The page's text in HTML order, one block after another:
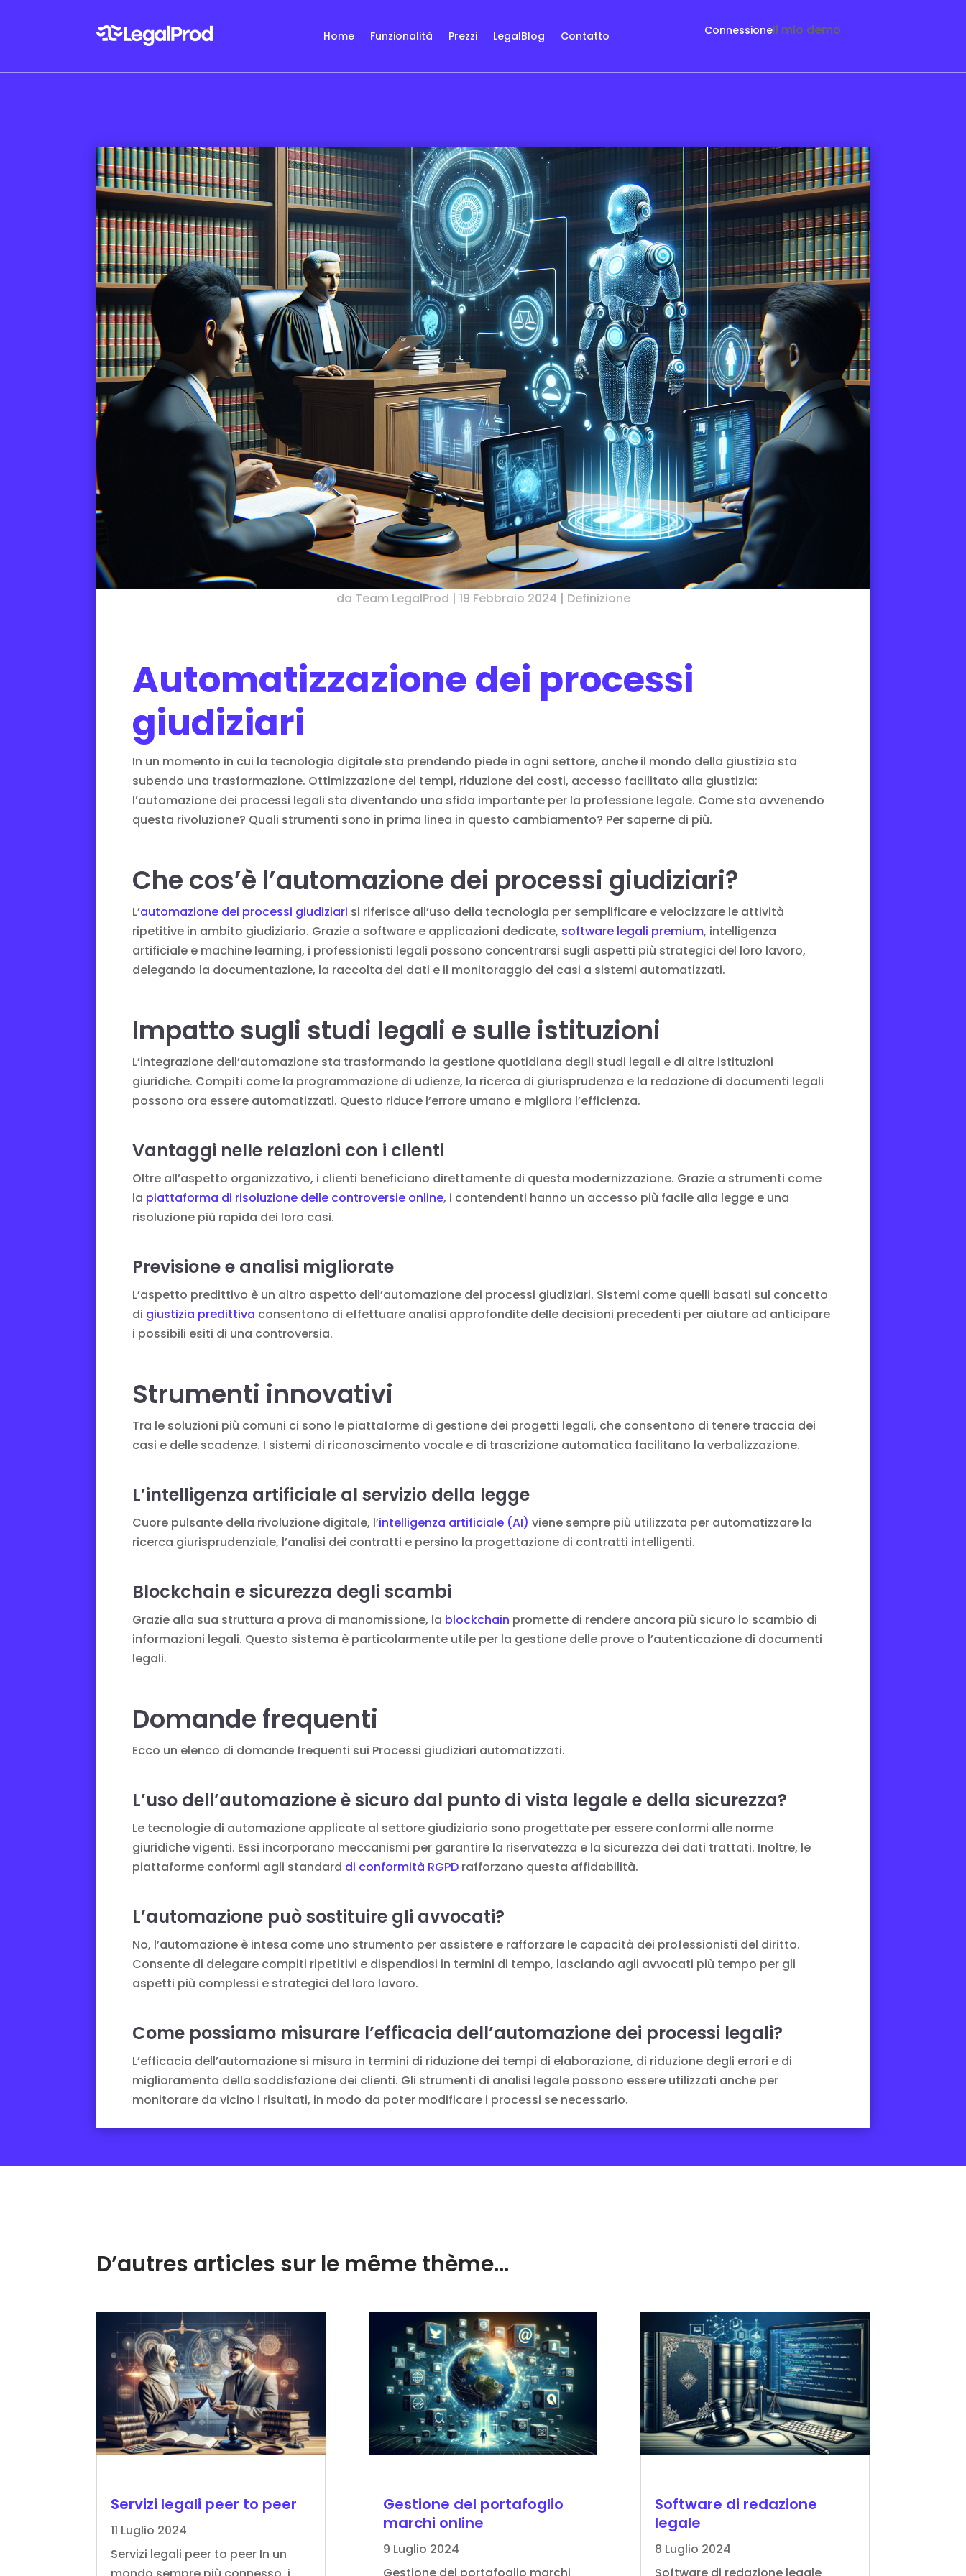
Home Funzionalità Prezzi LegalBlog Contatto ConnessioneIl mio demo
da Team LegalProd | 19 Febbraio 2024 | Definizione
Automatizzazione dei processi
giudiziari
In un momento in cui la tecnologia digitale sta prendendo piede in ogni settore, anche il mondo della giustizia sta
subendo una trasformazione. Ottimizzazione dei tempi, riduzione dei costi, accesso facilitato alla giustizia:
l’automazione dei processi legali sta diventando una sfida importante per la professione legale. Come sta avvenendo
questa rivoluzione? Quali strumenti sono in prima linea in questo cambiamento? Per saperne di più.
Che cos’è l’automazione dei processi giudiziari?
L’automazione dei processi giudiziari si riferisce all’uso della tecnologia per semplificare e velocizzare le attività
ripetitive in ambito giudiziario. Grazie a software e applicazioni dedicate, software legali premium, intelligenza
artificiale e machine learning, i professionisti legali possono concentrarsi sugli aspetti più strategici del loro lavoro,
delegando la documentazione, la raccolta dei dati e il monitoraggio dei casi a sistemi automatizzati.
Impatto sugli studi legali e sulle istituzioni
L’integrazione dell’automazione sta trasformando la gestione quotidiana degli studi legali e di altre istituzioni
giuridiche. Compiti come la programmazione di udienze, la ricerca di giurisprudenza e la redazione di documenti legali
possono ora essere automatizzati. Questo riduce l’errore umano e migliora l’efficienza.
Vantaggi nelle relazioni con i clienti
Oltre all’aspetto organizzativo, i clienti beneficiano direttamente di questa modernizzazione. Grazie a strumenti come
la piattaforma di risoluzione delle controversie online, i contendenti hanno un accesso più facile alla legge e una
risoluzione più rapida dei loro casi.
Previsione e analisi migliorate
L’aspetto predittivo è un altro aspetto dell’automazione dei processi giudiziari. Sistemi come quelli basati sul concetto
di giustizia predittiva consentono di effettuare analisi approfondite delle decisioni precedenti per aiutare ad anticipare
i possibili esiti di una controversia.
Strumenti innovativi
Tra le soluzioni più comuni ci sono le piattaforme di gestione dei progetti legali, che consentono di tenere traccia dei
casi e delle scadenze. I sistemi di riconoscimento vocale e di trascrizione automatica facilitano la verbalizzazione.
L’intelligenza artificiale al servizio della legge
Cuore pulsante della rivoluzione digitale, l’intelligenza artificiale (AI) viene sempre più utilizzata per automatizzare la
ricerca giurisprudenziale, l’analisi dei contratti e persino la progettazione di contratti intelligenti.
Blockchain e sicurezza degli scambi
Grazie alla sua struttura a prova di manomissione, la blockchain promette di rendere ancora più sicuro lo scambio di
informazioni legali. Questo sistema è particolarmente utile per la gestione delle prove o l’autenticazione di documenti
legali.
Domande frequenti
Ecco un elenco di domande frequenti sui Processi giudiziari automatizzati.
L’uso dell’automazione è sicuro dal punto di vista legale e della sicurezza?
Le tecnologie di automazione applicate al settore giudiziario sono progettate per essere conformi alle norme
giuridiche vigenti. Essi incorporano meccanismi per garantire la riservatezza e la sicurezza dei dati trattati. Inoltre, le
piattaforme conformi agli standard di conformità RGPD rafforzano questa affidabilità.
L’automazione può sostituire gli avvocati?
No, l’automazione è intesa come uno strumento per assistere e rafforzare le capacità dei professionisti del diritto.
Consente di delegare compiti ripetitivi e dispendiosi in termini di tempo, lasciando agli avvocati più tempo per gli
aspetti più complessi e strategici del loro lavoro.
Come possiamo misurare l’efficacia dell’automazione dei processi legali?
L’efficacia dell’automazione si misura in termini di riduzione dei tempi di elaborazione, di riduzione degli errori e di
miglioramento della soddisfazione dei clienti. Gli strumenti di analisi legale possono essere utilizzati anche per
monitorare da vicino i risultati, in modo da poter modificare i processi se necessario.
D’autres articles sur le même thème…
Servizi legali peer to peer
11 Luglio 2024
Servizi legali peer to peer In un
Gestione del portafoglio
marchi online
9 Luglio 2024
Software di redazione
legale
8 Luglio 2024